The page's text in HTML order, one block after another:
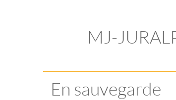
MJ-
En sauvegarde